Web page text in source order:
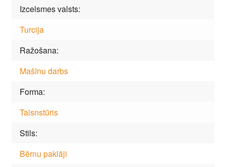
Izcelsmes valsts
Turcija
Ražošana
Mašīnu darbs
Forma
Taisnstūris
Stils
Bērnu paklāji